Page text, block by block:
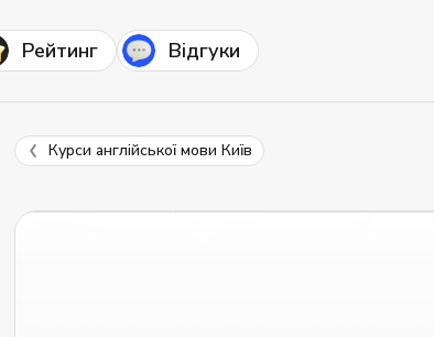
Рейтинг Відгуки
Курси англійської мови Київ